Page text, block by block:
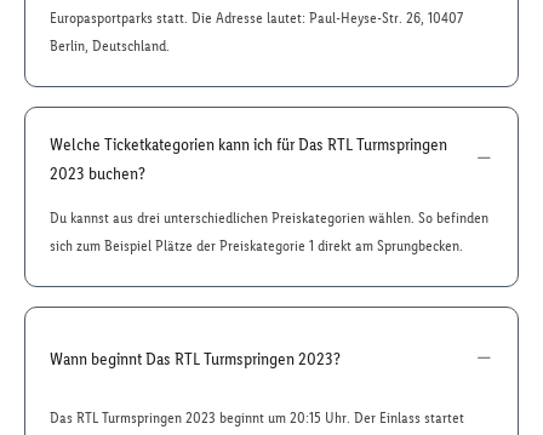
Europasportparks statt. Die Adresse lautet: Paul-Heyse-Str. 26, 10407
Berlin, Deutschland.
Welche Ticketkategorien kann ich für Das RTL Turmspringen
2023 buchen?
Du kannst aus drei unterschiedlichen Preiskategorien wählen. So befinden
sich zum Beispiel Plätze der Preiskategorie 1 direkt am Sprungbecken.
Wann beginnt Das RTL Turmspringen 2023?
Das RTL Turmspringen 2023 beginnt um 20:15 Uhr. Der Einlass startet